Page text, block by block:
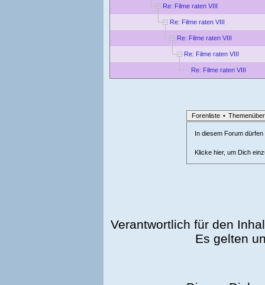
Re: Filme raten VIII
Re: Filme raten VIII
Re: Filme raten VIII
Re: Filme raten VIII
Re: Filme raten VIII
Forenliste •
In diesem Forum
Klicke hier, um Dich
Verantwortlich für den
Es gelten